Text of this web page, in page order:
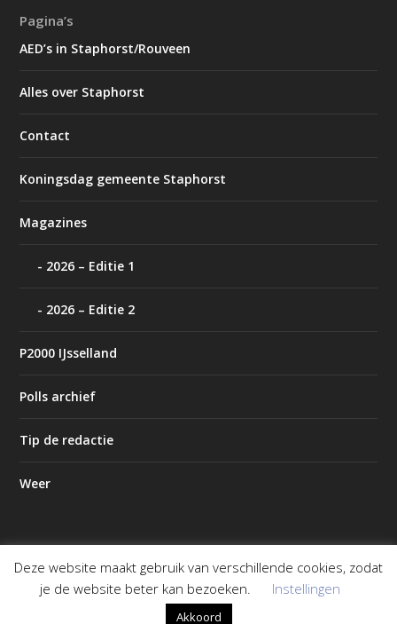
Pagina’s
AED’s in Staphorst/Rouveen
Alles over Staphorst
Contact
Koningsdag gemeente Staphorst
Magazines
2026 – Editie 1
2026 – Editie 2
P2000 IJsselland
Polls archief
Tip de redactie
Weer
Ontworpen doorElegant Themes | Mogelijk gemaakt door
WordPress
Deze website maakt gebruik van verschillende cookies, zodat
je de website beter kan bezoeken.
Instellingen
Akkoord